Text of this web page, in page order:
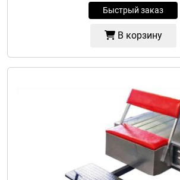
Быстрый заказ
В корзину